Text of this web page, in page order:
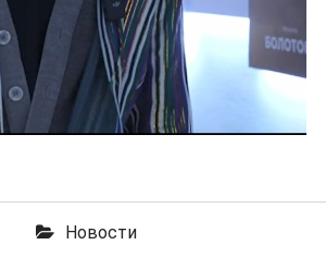
Новости